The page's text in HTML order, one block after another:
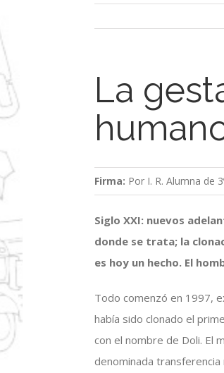
La
Firma: Por I. R. Alumna de
Siglo XXI: nuevos
donde se trata; la
es hoy un hecho. El
Todo comenzó en 1997,
había sido clonado el
con el nombre de Doli. El
denominada